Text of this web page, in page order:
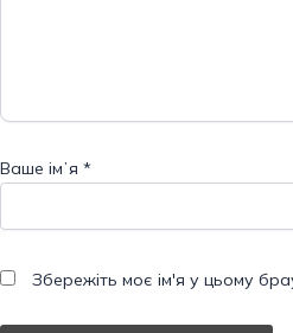
Ваше імʼя *
Збережіть моє ім'я у цьому